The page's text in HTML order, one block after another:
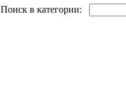
Поиск в категории: